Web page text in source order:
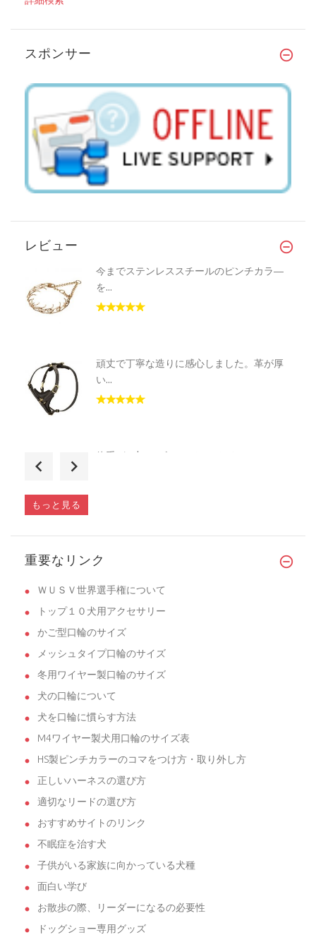
スポンサー
レビュー
今までステンレススチールのピンチカラ―
を...
頑丈で丁寧な造りに感心しました。革が厚
い...
体重が29kgのゴールデンレトリバーに
�...
もっと見る
重要なリンク
ＷＵＳＶ世界選手権について
トップ１０犬用アクセサリー
かご型口輪のサイズ
メッシュタイプ口輪のサイズ
冬用ワイヤー製口輪のサイズ
犬の口輪について
犬を口輪に慣らす方法
M4ワイヤー製犬用口輪のサイズ表
HS製ピンチカラーのコマをつけ方・取り外し方
正しいハーネスの選び方
適切なリードの選び方
おすすめサイトのリンク
不眠症を治す犬
子供がいる家族に向かっている犬種
面白い学び
お散歩の際、リーダーになるの必要性
ドッグショー専用グッズ